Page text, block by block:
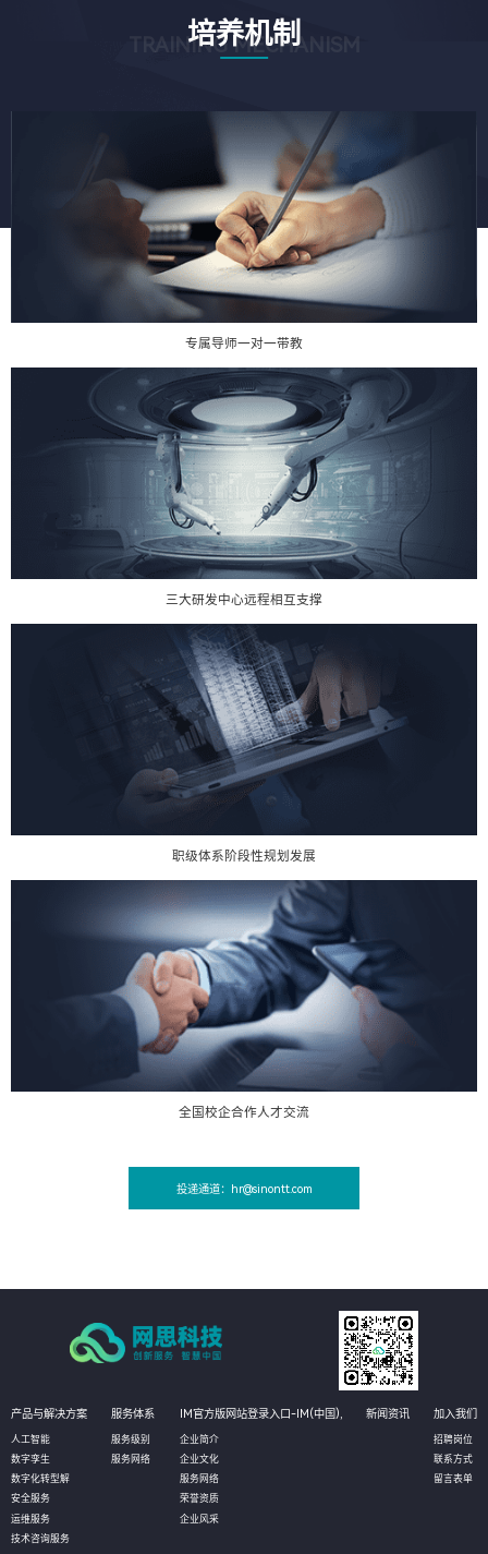
培养机制
TRAINING MECHANISM
专属导师一对一带教
三大研发中心远程相互支撑
职级体系阶段性规划发展
全国校企合作人才交流
投递通道：hr@sinontt.com
产品与解决方案
人工智能
数字孪生
数字化转型解
安全服务
运维服务
技术咨询服务
服务体系
服务级别
服务网络
IM官方版网站登录入口-IM(中国),
企业简介
企业文化
服务网络
荣誉资质
企业风采
新闻资讯 加入我们
招聘岗位
联系方式
留言表单